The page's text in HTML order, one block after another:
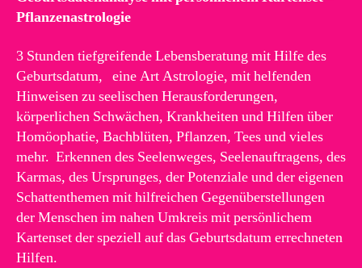
Pflanzenastrologie
3 Stunden tiefgreifende Lebensberatung mit Hilfe des
Geburtsdatum, eine Art Astrologie, mit helfenden
Hinweisen zu seelischen Herausforderungen,
körperlichen Schwächen, Krankheiten und Hilfen über
Homöophatie, Bachblüten, Pflanzen, Tees und vieles
mehr. Erkennen des Seelenweges, Seelenauftragens, des
Karmas, des Ursprunges, der Potenziale und der eigenen
Schattenthemen mit hilfreichen Gegenüberstellungen
der Menschen im nahen Umkreis mit persönlichem
Kartenset der speziell auf das Geburtsdatum errechneten
Hilfen.